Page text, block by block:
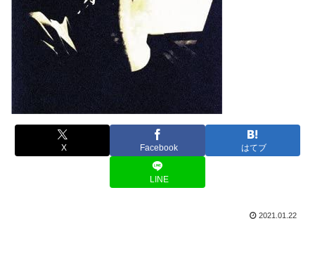
X Facebook はてブ
LINE
2021.01.22